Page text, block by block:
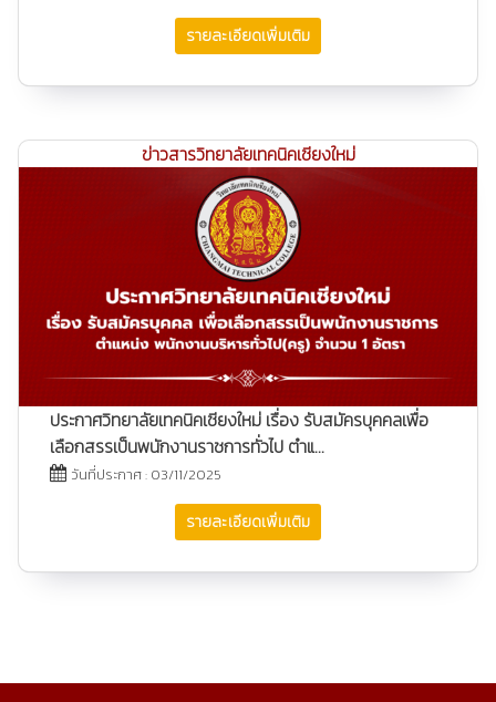
รายละเอียดเพิ่มเติม
ข่าวสารวิทยาลัยเทคนิคเชียงใหม่
ประกาศวิทยาลัยเทคนิคเชียงใหม่ เรื่อง รับสมัครบุคคลเพื่อ
เลือกสรรเป็นพนักงานราชการทั่วไป ตำแ...
วันที่ประกาศ : 03/11/2025
รายละเอียดเพิ่มเติม